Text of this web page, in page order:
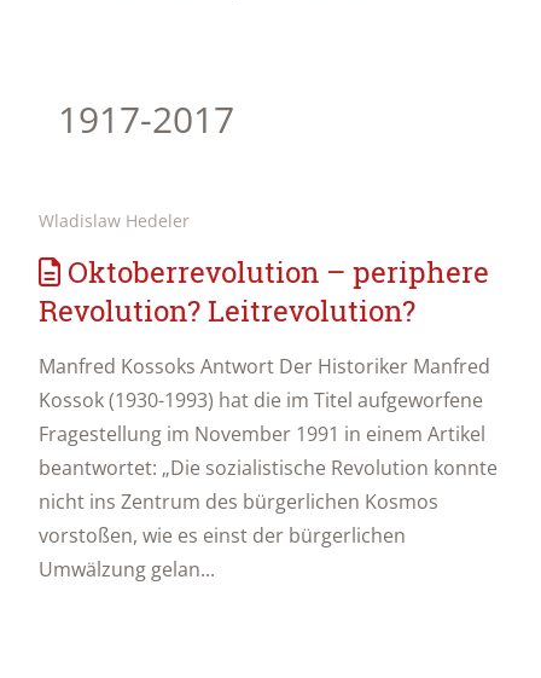
1917-2017
Wladislaw Hedeler
Oktoberrevolution – periphere
Revolution? Leitrevolution?
Manfred Kossoks Antwort Der Historiker Manfred
Kossok (1930-1993) hat die im Titel aufgeworfene
Fragestellung im November 1991 in einem Artikel
beantwortet: „Die sozialistische Revolution konnte
nicht ins Zentrum des bürgerlichen Kosmos
vorstoßen, wie es einst der bürgerlichen
Umwälzung gelan...